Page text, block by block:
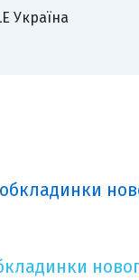
Україна